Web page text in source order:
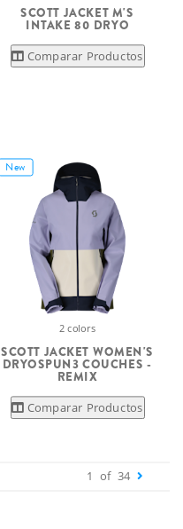
SCOTT JACKET M'S
INTAKE 80 DRYO
Comparar Productos
New
2 colors
SCOTT JACKET WOMEN'S
DRYOSPUN3 COUCHES -
REMIX
Comparar Productos
1 of 34